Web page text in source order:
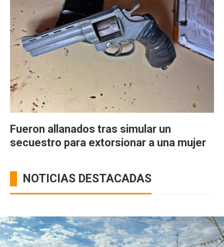
Fueron allanados tras simular un
secuestro para extorsionar a una mujer
NOTICIAS DESTACADAS